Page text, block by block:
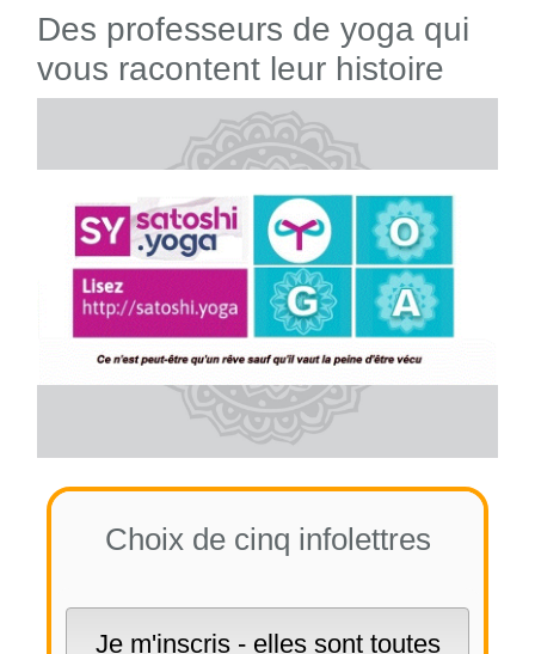
Des professeurs de yoga qui
vous racontent leur histoire
Choix de cinq infolettres